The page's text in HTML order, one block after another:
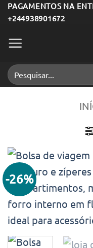
Skip
to
content
PAGAMENTOS NA
+244938901672
Pesquisar
por:
-26%